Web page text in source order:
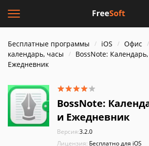
Бесплатные программы iOS Офис
календарь, часы
BossNote:
Ежедневник
BossNote:
и Ежедневник
Версия:3.2.0
Лицензия: Бесплатно для iOS